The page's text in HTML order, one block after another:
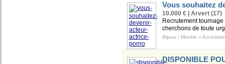
Vous souhaitez
10.000 € | Arvert (17)
Recrutement
cherchons de toute
Bijoux / Montre >
DISPONIBLE